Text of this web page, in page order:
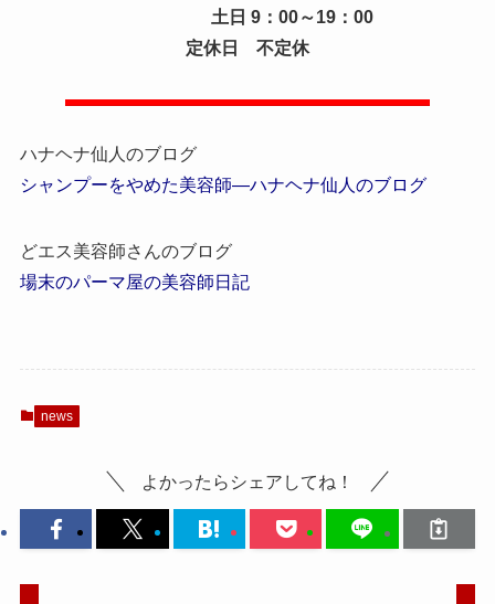
土日 9：00～19：00
定休日 不定休
ハナヘナ仙人のブログ
シャンプーをやめた美容師―ハナヘナ仙人のブログ
どエス美容師さんのブログ
場末のパーマ屋の美容師日記
news
よかったらシェアしてね！